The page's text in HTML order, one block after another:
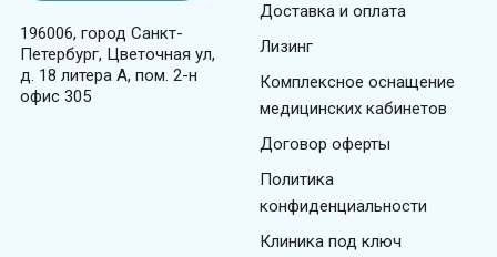
196006, город Санкт-
Петербург, Цветочная ул,
д. 18 литера А, пом. 2-н
офис 305
Доставка и оплата
Лизинг
Комплексное оснащение
медицинских кабинетов
Договор оферты
Политика
конфиденциальности
Клиника под ключ